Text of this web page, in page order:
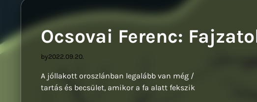
Ocsovai Ferenc:
by2022.09.20.
A jóllakott oroszlánban legalább van még /
tartás és becsület, amikor a fa alatt fekszik